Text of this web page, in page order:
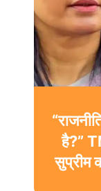
है?”
सुप्रीम